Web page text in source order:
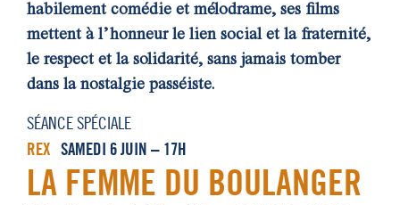
habilement comédie et mélodrame, ses films
mettent à l’honneur le lien social et la fraternité,
le respect et la solidarité, sans jamais tomber
dans la nostalgie passéiste.
SÉANCE SPÉCIALE
REX SAMEDI 6 JUIN – 17H
LA FEMME DU BOULANGER